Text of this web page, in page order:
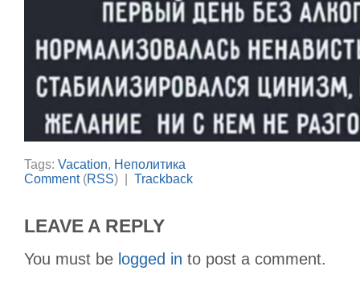
Tags: Vacation, Неполитика
Comment(RSS) | Trackback
LEAVE A REPLY
You must be logged in to post a comment.